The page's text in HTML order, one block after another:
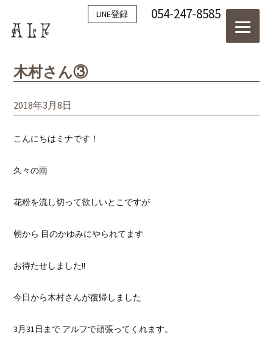
054-247-8585
LINE登録
木村さん③
2018年3月8日
こんにちはミナです！
久々の雨
花粉を流し切って欲しいとこですが
朝から 目のかゆみにやられてます
お待たせしました!!
今日から木村さんが復帰しました
3月31日まで アルフで頑張ってくれます。